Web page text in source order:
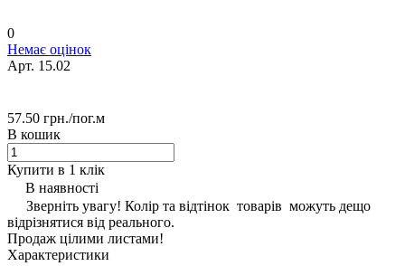
0
Немає оцінок
Арт. 15.02
57.50 грн./пог.м
В кошик
Купити в 1 клік
В наявності
Зверніть увагу! Колір та відтінок товарів можуть дещо
відрізнятися від реального.
Продаж цілими листами!
Характеристики